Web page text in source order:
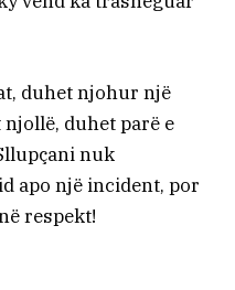
duhet njohur një
duhet parë e
nuk
apo një incident, por
respekt!